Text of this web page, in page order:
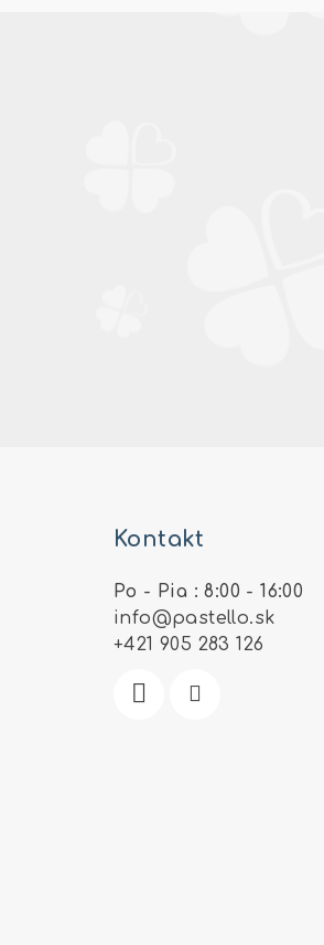
Kontakt
Po - Pia : 8:00 - 16:00
info@pastello.sk
+421 905 283 126